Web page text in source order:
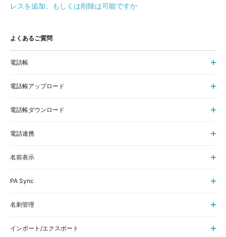
レスを追加、もしくは削除は可能ですか
よくあるご質問
電話帳
電話帳アップロード
電話帳ダウンロード
電話連携
名前表示
PA Sync
名刺管理
インポート/エクスポート